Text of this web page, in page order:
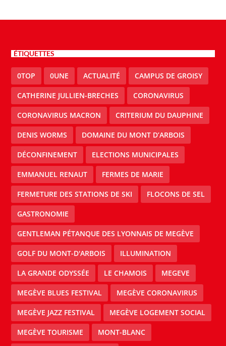
ÉTIQUETTES
0TOP 0UNE ACTUALITÉ CAMPUS DE GROISY
CATHERINE JULLIEN-BRECHES CORONAVIRUS
CORONAVIRUS MACRON CRITERIUM DU DAUPHINE
DENIS WORMS DOMAINE DU MONT D’ARBOIS
DÉCONFINEMENT ELECTIONS MUNICIPALES
EMMANUEL RENAUT FERMES DE MARIE
FERMETURE DES STATIONS DE SKI FLOCONS DE SEL
GASTRONOMIE
GENTLEMAN PÉTANQUE DES LYONNAIS DE MEGÈVE
GOLF DU MONT-D'ARBOIS ILLUMINATION
LA GRANDE ODYSSÉE LE CHAMOIS MEGEVE
MEGÈVE BLUES FESTIVAL MEGÈVE CORONAVIRUS
MEGÈVE JAZZ FESTIVAL MEGÈVE LOGEMENT SOCIAL
MEGÈVE TOURISME MONT-BLANC